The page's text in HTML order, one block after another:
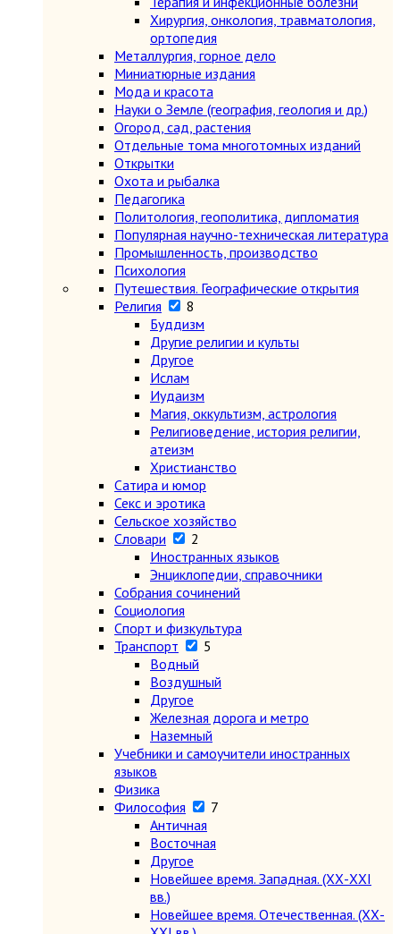
Хирургия, онкология, травматология,
ортопедия
Металлургия, горное дело
Миниатюрные издания
Мода и красота
Науки о Земле (география, геология и др.)
Огород, сад, растения
Отдельные тома многотомных изданий
Открытки
Охота и рыбалка
Педагогика
Политология, геополитика, дипломатия
Популярная научно-техническая литература
Промышленность, производство
Психология
Путешествия. Географические открытия
Религия
8
Буддизм
Другие религии и культы
Другое
Ислам
Иудаизм
Магия, оккультизм, астрология
Религиоведение, история религии,
атеизм
Христианство
Сатира и юмор
Секс и эротика
Сельское хозяйство
Словари
2
Иностранных языков
Энциклопедии, справочники
Собрания сочинений
Социология
Спорт и физкультура
Транспорт
5
Водный
Воздушный
Другое
Железная дорога и метро
Наземный
Учебники и самоучители иностранных
языков
Физика
Философия
7
Античная
Восточная
Другое
Новейшее время. Западная. (ХХ-ХХI
вв.)
Новейшее время. Отечественная. (ХХ-